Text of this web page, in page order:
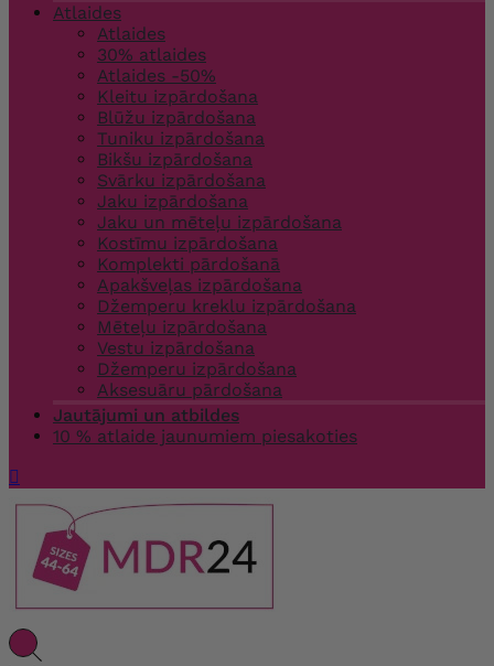
Atlaides
Atlaides
30% atlaides
Atlaides -50%
Kleitu izpārdošana
Blūžu izpārdošana
Tuniku izpārdošana
Bikšu izpārdošana
Svārku izpārdošana
Jaku izpārdošana
Jaku un mēteļu izpārdošana
Kostīmu izpārdošana
Komplekti pārdošanā
Apakšveļas izpārdošana
Džemperu kreklu izpārdošana
Mēteļu izpārdošana
Vestu izpārdošana
Džemperu izpārdošana
Aksesuāru pārdošana
Jautājumi un atbildes
10 % atlaide jaunumiem piesakoties
